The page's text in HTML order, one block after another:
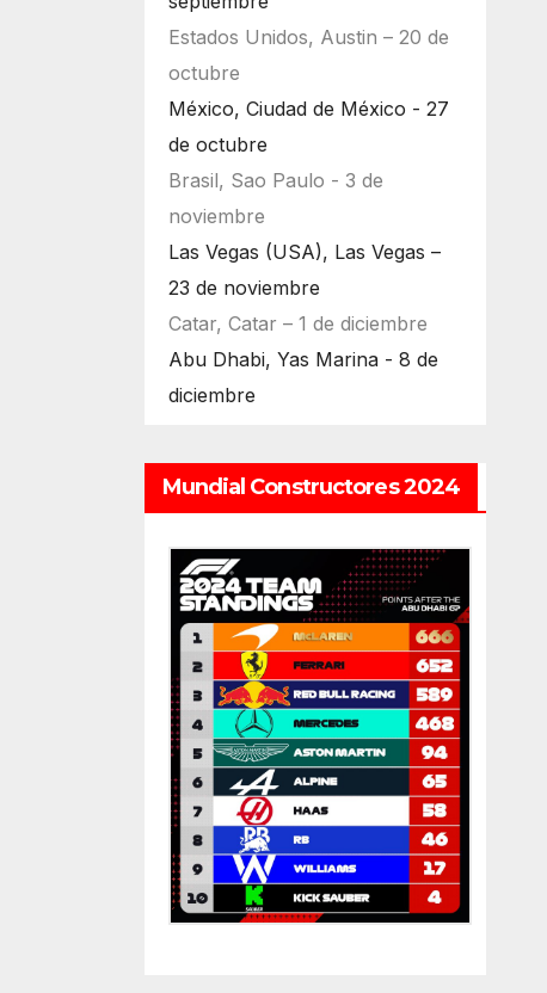
Estados Unidos, Austin – 20 de
octubre
México, Ciudad de México - 27
de octubre
Brasil, Sao Paulo - 3 de
noviembre
Las Vegas (USA), Las Vegas –
23 de noviembre
Catar, Catar – 1 de diciembre
Abu Dhabi, Yas Marina - 8 de
diciembre
Mundial Constructores 2024